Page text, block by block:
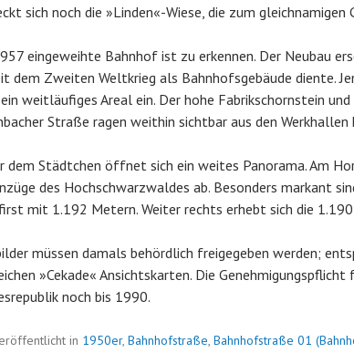
sich noch die »Linden«-Wiese, die zum gleichnamigen
eingeweihte Bahnhof ist zu erkennen. Der Neubau
dem Zweiten Weltkrieg als Bahnhofsgebäude diente.
weitläufiges Areal ein. Der hohe Fabrikschornstein
Straße ragen weithin sichtbar aus den Werkhallen
dem Städtchen öffnet sich ein weites Panorama. Am
des Hochschwarzwaldes ab. Besonders markant
mit 1.192 Metern. Weiter rechts erhebt sich die
müssen damals behördlich freigegeben werden;
»Cekade« Ansichtskarten. Die
noch bis 1990.
in 1950er, Bahnhofstraße, Bahnhofstraße 01